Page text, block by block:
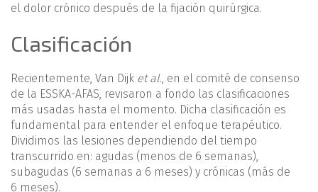
el dolor crónico después de la fijación quirúrgica.
Clasificación
Recientemente, Van Dijk et al., en el comité de consenso
de la ESSKA-AFAS, revisaron a fondo las clasificaciones
más usadas hasta el momento. Dicha clasificación es
fundamental para entender el enfoque terapéutico.
Dividimos las lesiones dependiendo del tiempo
transcurrido en: agudas (menos de 6 semanas),
subagudas (6 semanas a 6 meses) y crónicas (más de
6 meses).